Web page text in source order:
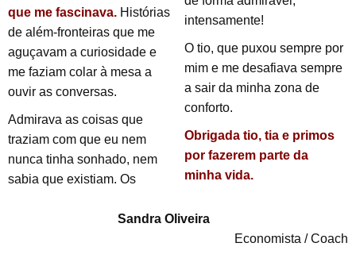
que me fascinava. Histórias
de além-fronteiras que me
aguçavam a curiosidade e
me faziam colar à mesa a
ouvir as conversas.
Admirava as coisas que
traziam com que eu nem
nunca tinha sonhado, nem
sabia que existiam. Os
intensamente!
O tio, que puxou sempre por
mim e me desafiava sempre
a sair da minha zona de
conforto.
Obrigada tio, tia e primos
por fazerem parte da
minha vida.
Sandra Oliveira
Economista / Coach